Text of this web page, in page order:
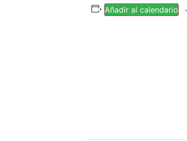
Añadir al calendario